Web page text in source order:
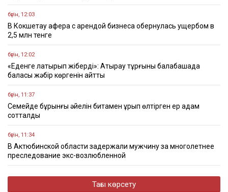
бүгін, 12:03
В Кокшетау афера с арендой бизнеса обернулась ущербом в
2,5 млн тенге
бүгін, 12:02
«Еденге лақтырып жіберді»: Атырау тұрғыны балабақшада
баласы жәбір көргенін айтты
бүгін, 11:37
Семейде бұрынғы әйелін битамен ұрып өлтірген ер адам
сотталды
бүгін, 11:34
В Актюбинской области задержали мужчину за многолетнее
преследование экс-возлюбленной
бүгін, 11:17
«Өмірге деген құлшынысымды қайта оятты»: Әділет Зейнел
Тағы көрсету